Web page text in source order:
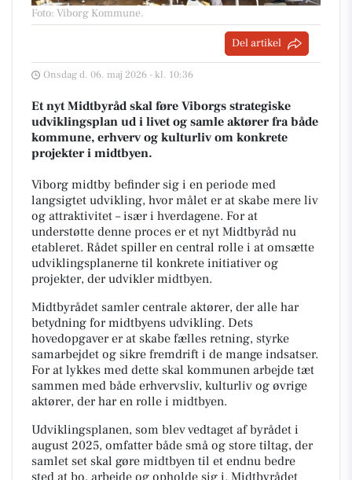
Foto: Viborg Kommune.
Del artikel
Onsdag d. 06. maj 2026 - kl. 10:36
Et nyt Midtbyråd skal føre Viborgs strategiske
udviklingsplan ud i livet og samle aktører fra både
kommune, erhverv og kulturliv om konkrete
projekter i midtbyen.
Viborg midtby befinder sig i en periode med
langsigtet udvikling, hvor målet er at skabe mere liv
og attraktivitet – især i hverdagene. For at
understøtte denne proces er et nyt Midtbyråd nu
etableret. Rådet spiller en central rolle i at omsætte
udviklingsplanerne til konkrete initiativer og
projekter, der udvikler midtbyen.
Midtbyrådet samler centrale aktører, der alle har
betydning for midtbyens udvikling. Dets
hovedopgaver er at skabe fælles retning, styrke
samarbejdet og sikre fremdrift i de mange indsatser.
For at lykkes med dette skal kommunen arbejde tæt
sammen med både erhvervsliv, kulturliv og øvrige
aktører, der har en rolle i midtbyen.
Udviklingsplanen, som blev vedtaget af byrådet i
august 2025, omfatter både små og store tiltag, der
samlet set skal gøre midtbyen til et endnu bedre
sted at bo, arbejde og opholde sig i. Midtbyrådet